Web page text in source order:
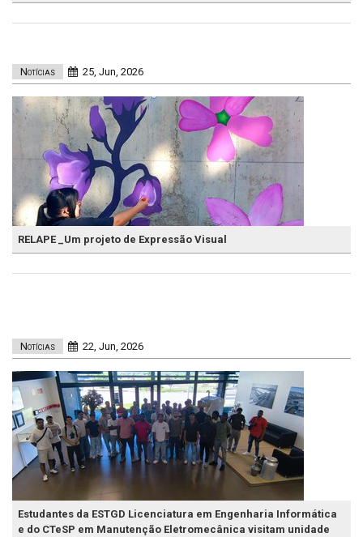
Notícias 25, Jun, 2026
RELAPE _Um projeto de Expressão Visual
Notícias 22, Jun, 2026
Estudantes da ESTGD Licenciatura em Engenharia Informática
e do CTeSP em Manutenção Eletromecânica visitam unidade